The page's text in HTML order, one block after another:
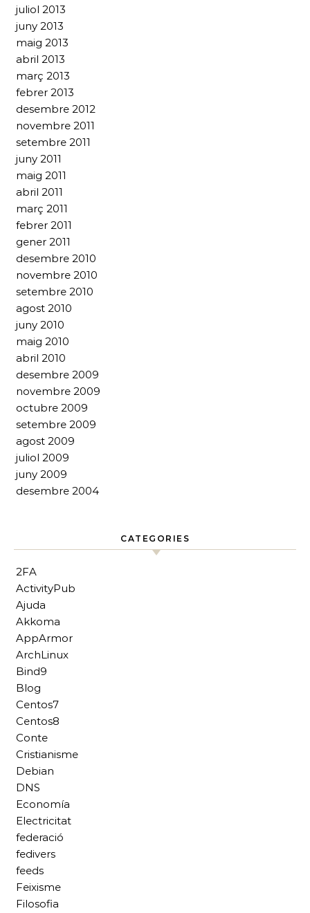
juliol 2013
juny 2013
maig 2013
abril 2013
març 2013
febrer 2013
desembre 2012
novembre 2011
setembre 2011
juny 2011
maig 2011
abril 2011
març 2011
febrer 2011
gener 2011
desembre 2010
novembre 2010
setembre 2010
agost 2010
juny 2010
maig 2010
abril 2010
desembre 2009
novembre 2009
octubre 2009
setembre 2009
agost 2009
juliol 2009
juny 2009
desembre 2004
CATEGORIES
2FA
ActivityPub
Ajuda
Akkoma
AppArmor
ArchLinux
Bind9
Blog
Centos7
Centos8
Conte
Cristianisme
Debian
DNS
Economía
Electricitat
federació
fedivers
feeds
Feixisme
Filosofia